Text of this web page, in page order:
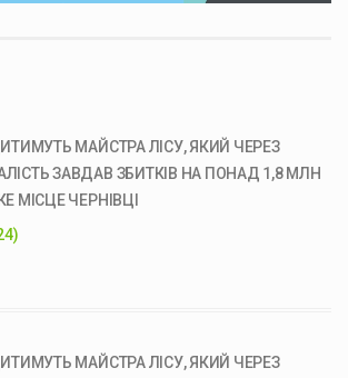
МАЙСТРА ЛІСУ, ЯКИЙ ЧЕРЕЗ
ЗАВДАВ ЗБИТКІВ НА ПОНАД 1,8 МЛН
МІСЦЕ ЧЕРНІВЦІ
МАЙСТРА ЛІСУ, ЯКИЙ ЧЕРЕЗ